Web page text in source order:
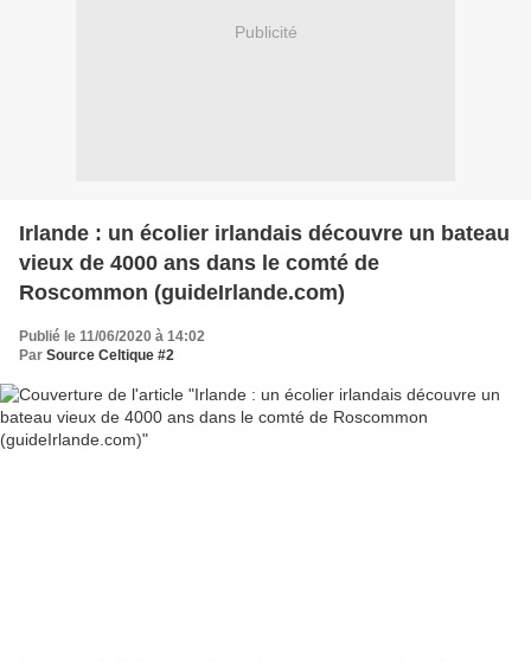
Publicité
Irlande : un écolier irlandais découvre un bateau
vieux de 4000 ans dans le comté de
Roscommon (guideIrlande.com)
Publié le 11/06/2020 à 14:02
Par Source Celtique #2